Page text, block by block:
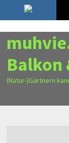
Zurück
zum
Inhalt
6. August 2026
Balkon
(Natur-)Gärtnern